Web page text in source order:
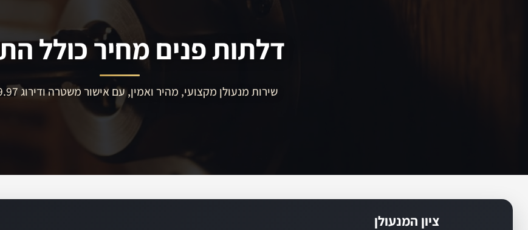
דלתות פנים מחיר כולל
שירות מנעולן מקצועי, מהיר ואמין, עם אישור משטרה ודירוג 9.97 במידרג
ציון המנעולן